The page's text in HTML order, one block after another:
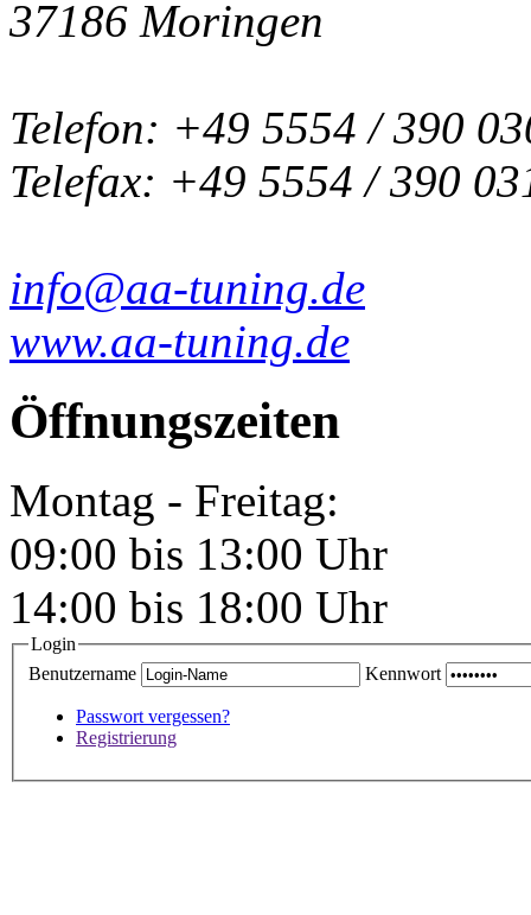
37186 Moringen
Telefon: +49 5554 / 390
Telefax: +49 5554 / 390
info@aa-tuning.de
www.aa-tuning.de
Öffnungszeiten
Montag - Freitag:
09:00 bis 13:00 Uhr
14:00 bis 18:00 Uhr
Login
Benutzername
Kennwort
Passwort vergessen?
Registrierung